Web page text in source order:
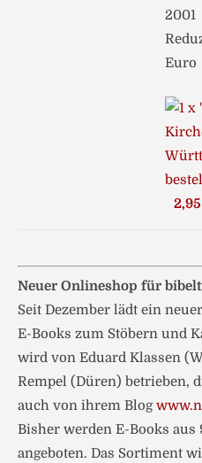
2001
Euro
Neuer Onlineshop für
Seit Dezember lädt ein
E-Books zum Stöbern und
wird von Eduard Klassen
Rempel (Düren) betrieben,
auch von ihrem Blog
Bisher werden E-Books
angeboten. Das Sortiment